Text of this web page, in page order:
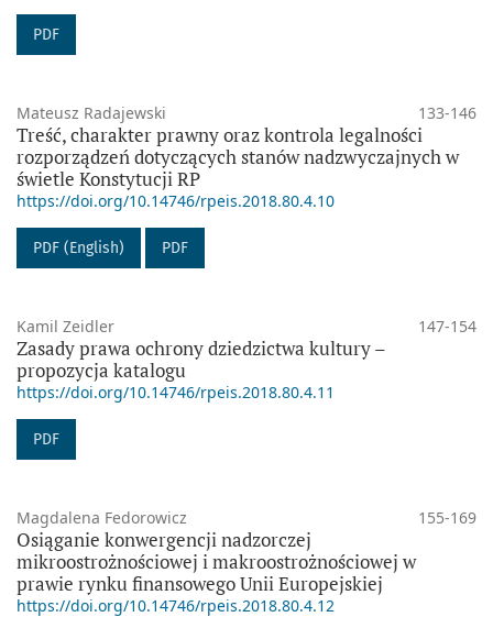
PDF
Mateusz Radajewski 133-146
Treść, charakter prawny oraz kontrola legalności
rozporządzeń dotyczących stanów nadzwyczajnych w
świetle Konstytucji RP
https://doi.org/10.14746/rpeis.2018.80.4.10
PDF (English) PDF
Kamil Zeidler 147-154
Zasady prawa ochrony dziedzictwa kultury –
propozycja katalogu
https://doi.org/10.14746/rpeis.2018.80.4.11
PDF
Magdalena Fedorowicz 155-169
Osiąganie konwergencji nadzorczej
mikroostrożnościowej i makroostrożnościowej w
prawie rynku finansowego Unii Europejskiej
https://doi.org/10.14746/rpeis.2018.80.4.12